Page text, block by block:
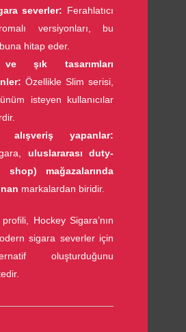
severler: Ferahlatıcı
versiyonları, bu
hitap eder.
şık tasarımları
Özellikle Slim serisi,
isteyen kullanıcılar
alışveriş yapanlar:
uluslararası duty-
mağazalarında
markalardan biridir.
Hockey Sigara’nın
sigara severler için
oluşturduğunu